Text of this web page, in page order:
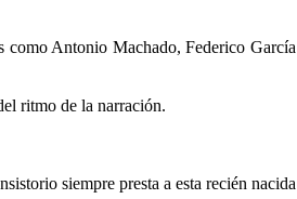
como Antonio Machado, Federico García
ritmo de la narración.
siempre presta a esta recién nacida